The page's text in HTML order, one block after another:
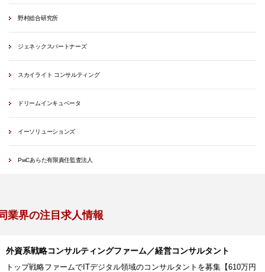
野村総合研究所
ジェネックスパートナーズ
スカイライト コンサルティング
ドリームインキュベータ
イーソリューションズ
PwCあらた有限責任監査法人
業界の注目求人情報
外資系戦略コンサルティングファーム／経営コンサルタント
トップ戦略ファームでITデジタル領域のコンサルタントを募集【610万円